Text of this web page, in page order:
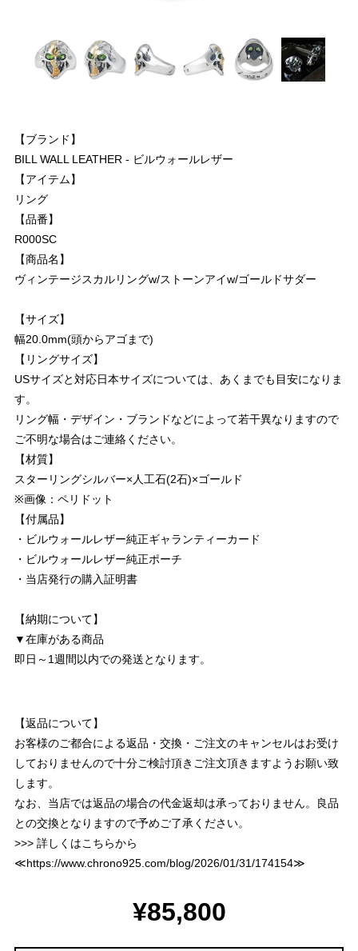
【ブランド】
BILL WALL LEATHER - ビルウォールレザー
【アイテム】
リング
【品番】
R000SC
【商品名】
ヴィンテージスカルリングw/ストーンアイw/ゴールドサダー
【サイズ】
幅20.0mm(頭からアゴまで)
【リングサイズ】
USサイズと対応日本サイズについては、あくまでも目安になりま
す。
リング幅・デザイン・ブランドなどによって若干異なりますので
ご不明な場合はご連絡ください。
【材質】
スターリングシルバー×人工石(2石)×ゴールド
※画像：ペリドット
【付属品】
・ビルウォールレザー純正ギャランティーカード
・ビルウォールレザー純正ポーチ
・当店発行の購入証明書
【納期について】
▼在庫がある商品
即日～1週間以内での発送となります。
【返品について】
お客様のご都合による返品・交換・ご注文のキャンセルはお受け
しておりませんので十分ご検討頂きご注文頂きますようお願い致
します。
なお、当店では返品の場合の代金返却は承っておりません。良品
との交換となりますので予めご了承ください。
>>> 詳しくはこちらから
≪https://www.chrono925.com/blog/2026/01/31/174154≫
¥85,800